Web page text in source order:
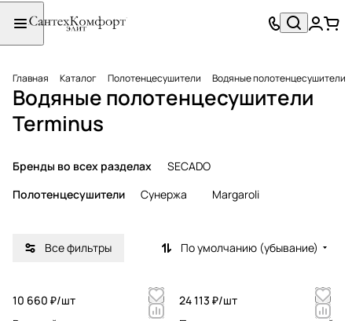
Главная Каталог Полотенцесушители Водяные полотенцесушители
Водяные полотенцесушители
Terminus
Бренды во всех разделах
SECADO
Полотенцесушители
Сунержа Margaroli
Все фильтры По умолчанию (убывание)
10 660 ₽/шт
24 113 ₽/шт